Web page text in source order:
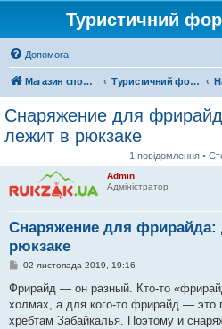
Туристичний
Допомога
Магазин спорядження Туристичний форум «Рюкзак»
Снаряжение для
лежит в рюкзаке
1 повідомлення •
Admin
Адміністратор
Снаряжение для фрирайда:
рюкзаке
П
в
і
д
о
02 листопада 2019, 19:16
Фрирайд — он разный. Кто-то
холмах, а для кого-то фрирайд — это
хребтам Забайкалья. Поэтому и